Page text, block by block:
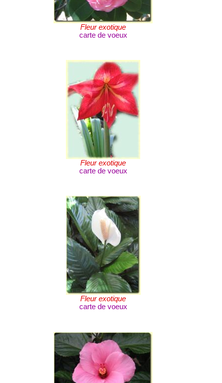
Fleur exotique
carte de voeux
Fleur exotique
carte de voeux
Fleur exotique
carte de voeux